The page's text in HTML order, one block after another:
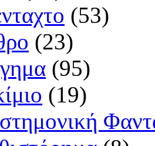
(53)
(23)
(95)
(19)